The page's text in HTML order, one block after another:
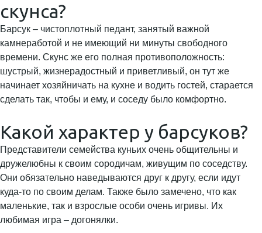
скунса?
Барсук – чистоплотный педант, занятый важной
камнеработой и не имеющий ни минуты свободного
времени. Скунс же его полная противоположность:
шустрый, жизнерадостный и приветливый, он тут же
начинает хозяйничать на кухне и водить гостей, старается
сделать так, чтобы и ему, и соседу было комфортно.
Какой характер у барсуков?
Представители семейства куньих очень общительны и
дружелюбны к своим сородичам, живущим по соседству.
Они обязательно наведываются друг к другу, если идут
куда-то по своим делам. Также было замечено, что как
маленькие, так и взрослые особи очень игривы. Их
любимая игра – догонялки.